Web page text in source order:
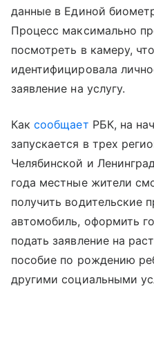
данные в Единой
Процесс максимально
посмотреть в камеру,
идентифицировала
заявление на услугу.
Каксообщает РБК, на
запускается в трех
Челябинской и
года местные жители
получить водительские
автомобиль, оформить
подать заявление на
пособие по рождению
другими социальными